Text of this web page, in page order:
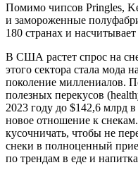
Помимо чипсов Pringles,
и замороженные
180 странах и
В США растет спрос на
этого сектора стала мода
поколение миллениалов.
полезных перекусов
2023 году до $142,6 млрд
новое отношение к
кусочничать, чтобы не
снеки в полноценный
по трендам в еде и